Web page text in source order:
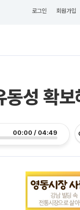
로그인 회원가입
성 확
00:00 / 04:49